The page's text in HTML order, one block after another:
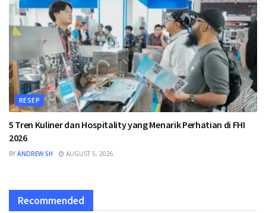
RESEP
5 Tren Kuliner dan Hospitality yang Menarik Perhatian di FHI
2026
BY ANDREW SH AUGUST 5, 2026
Recommended